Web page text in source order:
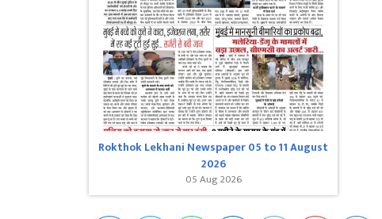
Rokthok Lekhani Newspaper 05 to 11 August
2026
05 Aug 2026